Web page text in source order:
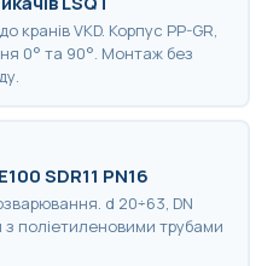
кранів VKD. Корпус PP-GR,
0° та 90°. Монтаж без
SDR11 PN16
d 20÷63, DN
з поліетиленовими трубами